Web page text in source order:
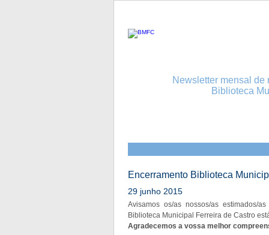
Newsletter mensal
Biblioteca
Encerramento Biblioteca
29 junho 2015
Avisamos os/as nossos/as estimados/
Biblioteca Municipal Ferreira de Castro
Agradecemos a vossa melhor